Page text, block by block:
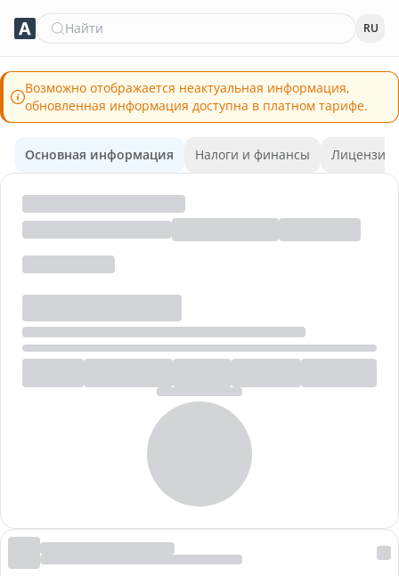
Найти RU
Возможно отображается неактуальная информация,
обновленная информация доступна в платном тарифе.
Основная информация Налоги и финансы Лицензии